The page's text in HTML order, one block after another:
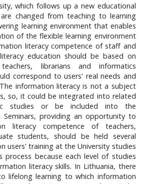
which follows up a new educational
changed from teaching to learning
learning environment that enables
of the flexible learning environment
literacy competence of staff and
education should be based on
librarians and informatics
correspond to users' real needs and
information literacy is not a subject
so, it could be integrated into related
studies or be included into the
Seminars, providing an opportunity to
literacy competence of teachers,
students, should be held several
users' training at the University studies
process because each level of studies
literacy skills. In Lithuania, there
lifelong learning to which information